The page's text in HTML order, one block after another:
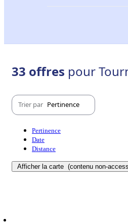
33 offres pour
Trier par Pertinence
Pertinence
Date
Distance
Afficher la carte (contenu non-